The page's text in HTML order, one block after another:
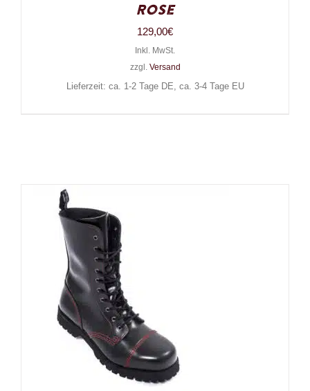
Rose
129,00€
Inkl. MwSt.
zzgl. Versand
Lieferzeit: ca. 1-2 Tage DE, ca. 3-4 Tage EU